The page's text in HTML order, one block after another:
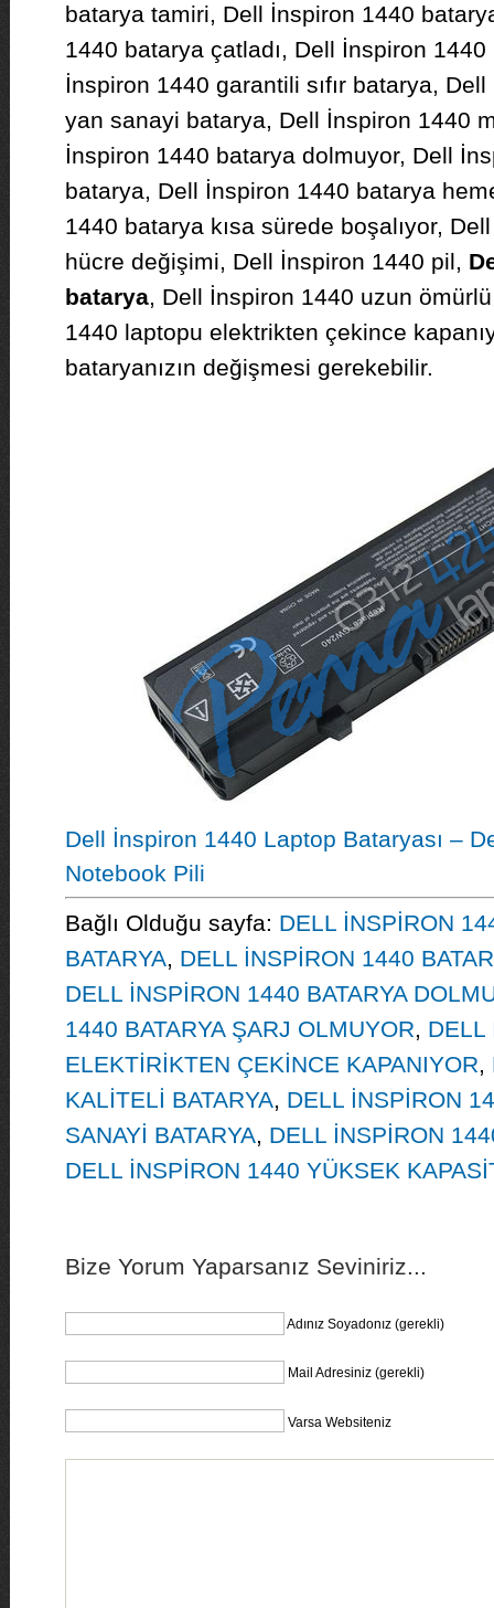
batarya tamiri, Dell İnspiron 1440
1440 batarya çatladı, Dell İnspiron
İnspiron 1440 garantili sıfır batarya,
yan sanayi batarya, Dell İnspiron 1440
İnspiron 1440 batarya dolmuyor, Dell
batarya, Dell İnspiron 1440 batarya
1440 batarya kısa sürede boşalıyor,
hücre değişimi, Dell İnspiron 1440 pil,
batarya, Dell İnspiron 1440 uzun
1440 laptopu elektrikten çekince
bataryanızın değişmesi gerekebilir.
Dell İnspiron 1440 Laptop Bataryası –
Notebook Pili
Bağlı Olduğu sayfa: DELL İNSPİRON
BATARYA, DELL İNSPİRON 1440
DELL İNSPİRON 1440 BATARYA
1440 BATARYA ŞARJ OLMUYOR, DELL
ELEKTİRİKTEN ÇEKİNCE KAPANIYOR,
KALİTELİ BATARYA, DELL İNSPİRON
SANAYİ BATARYA, DELL İNSPİRON
DELL İNSPİRON 1440 YÜKSEK
Bize Yorum Yaparsanız Seviniriz...
Adınız Soyadonız (gerekli)
Mail Adresiniz (gerekli)
Varsa Websiteniz